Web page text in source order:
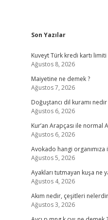
Sidebar
Son Yazılar
Kuveyt Türk kredi kartı
Ağustos 8, 2026
Maiyetine ne demek ?
Ağustos 7, 2026
Doğuştancı dil kuramı nedir
Ağustos 6, 2026
Kur’an Arapçası ile normal
Ağustos 6, 2026
Avokado hangi organımıza
Ağustos 5, 2026
Ayakları tutmayan kuşa ne
Ağustos 4, 2026
Akım nedir, çeşitleri
Ağustos 3, 2026